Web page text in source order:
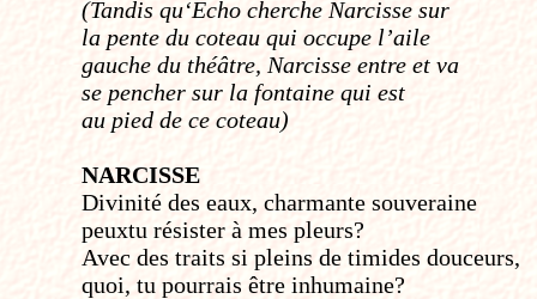
(Tandis qu‘Echo cherche Narcisse sur
la pente du coteau qui occupe l’aile
gauche du théâtre, Narcisse entre et va
se pencher sur la fontaine qui est
au pied de ce coteau)
NARCISSE
Divinité des eaux, charmante souveraine
peux­tu résister à mes pleurs?
Avec des traits si pleins de timides douceurs,
quoi, tu pourrais être inhumaine?